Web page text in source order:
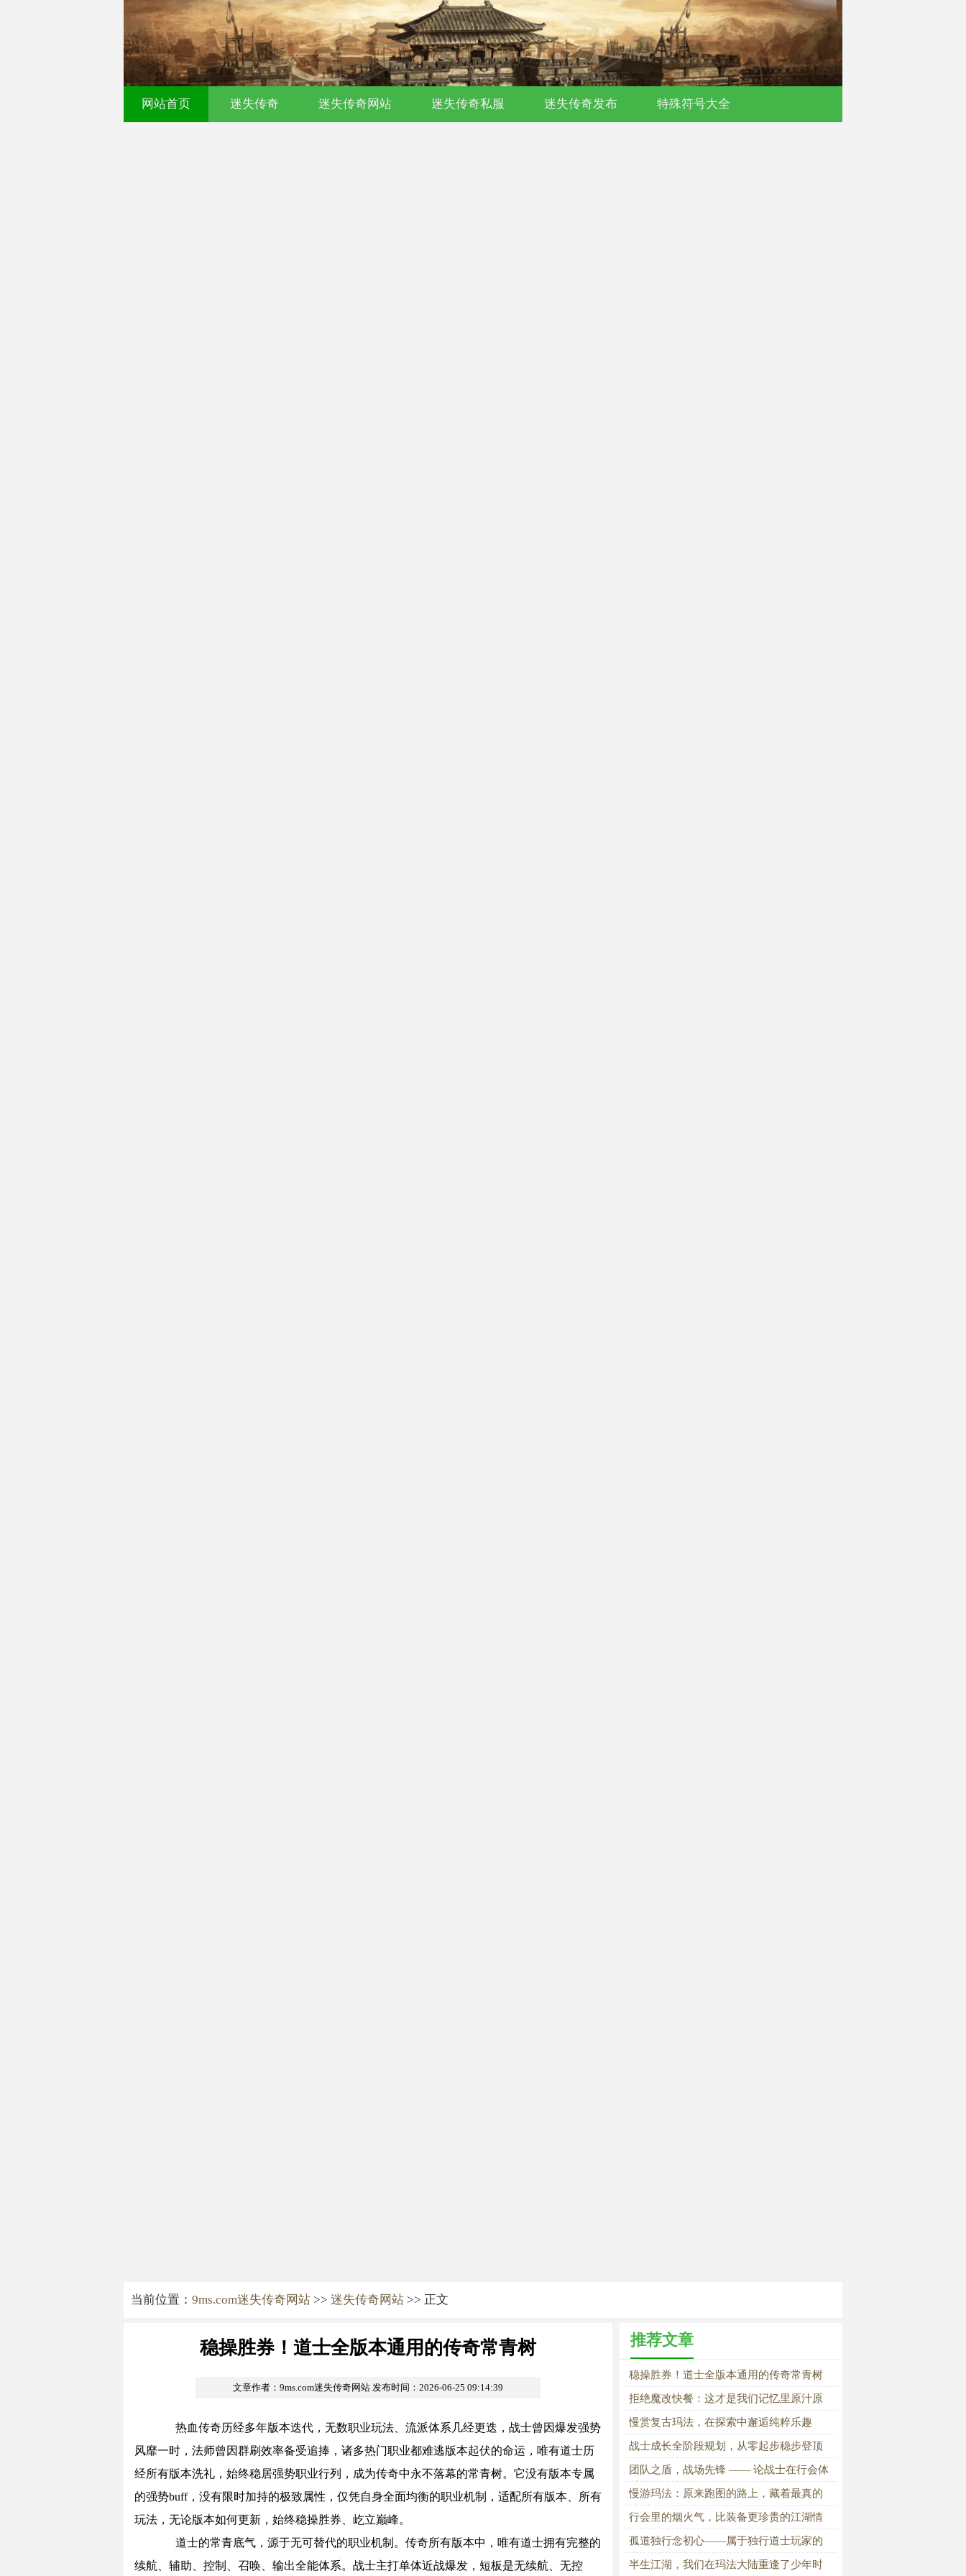
网站首页 迷失传奇 迷失传奇网站 迷失传奇私服 迷失传奇发布 特殊符号大全
当前位置： 9ms.com迷失传奇网站 >> 迷失传奇网站 >> 正文
稳操胜券！道士全版本通用的传奇常青树
文章作者：9ms.com迷失传奇网站 发布时间：2026-06-25 09:14:39
热血传奇历经多年版本迭代，无数职业玩法、流派体系几经更迭，战士曾因爆发强势
风靡一时，法师曾因群刷效率备受追捧，诸多热门职业都难逃版本起伏的命运，唯有道士历
经所有版本洗礼，始终稳居强势职业行列，成为传奇中永不落幕的常青树。它没有版本专属
的强势buff，没有限时加持的极致属性，仅凭自身全面均衡的职业机制，适配所有版本、所有
玩法，无论版本如何更新，始终稳操胜券、屹立巅峰。
道士的常青底气，源于无可替代的职业机制。传奇所有版本中，唯有道士拥有完整的
续航、辅助、控制、召唤、输出全能体系。战士主打单体近战爆发，短板是无续航、无控
推荐文章
稳操胜券！道士全版本通用的传奇常青树
拒绝魔改快餐：这才是我们记忆里原汁原
味的传奇
慢赏复古玛法，在探索中邂逅纯粹乐趣
战士成长全阶段规划，从零起步稳步登顶
玛法战力巅峰
团队之盾，战场先锋 —— 论战士在行会体
系中的核心价值
慢游玛法：原来跑图的路上，藏着最真的
快乐
行会里的烟火气，比装备更珍贵的江湖情
孤道独行念初心——属于独行道士玩家的
专属温柔情怀
半生江湖，我们在玛法大陆重逢了少年时